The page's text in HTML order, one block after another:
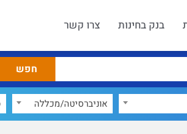
בנק בחינות צרו קשר
אוניברסיטה/מכללה